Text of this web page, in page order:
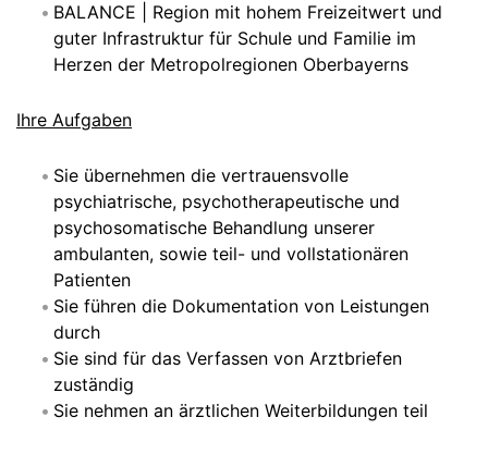
BALANCE | Region mit hohem Freizeitwert und
guter Infrastruktur für Schule und Familie im
Herzen der Metropolregionen Oberbayerns
Ihre Aufgaben
Sie übernehmen die vertrauensvolle
psychiatrische, psychotherapeutische und
psychosomatische Behandlung unserer
ambulanten, sowie teil- und vollstationären
Patienten
Sie führen die Dokumentation von Leistungen
durch
Sie sind für das Verfassen von Arztbriefen
zuständig
Sie nehmen an ärztlichen Weiterbildungen teil